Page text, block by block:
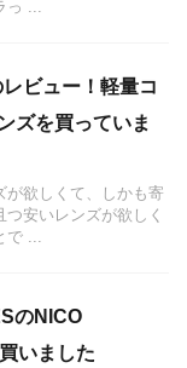
っ ...
ビュー！軽量コ
ズを買っていま
が欲しくて、しかも寄
安いレンズが欲しく
で ...
のNICO
いました